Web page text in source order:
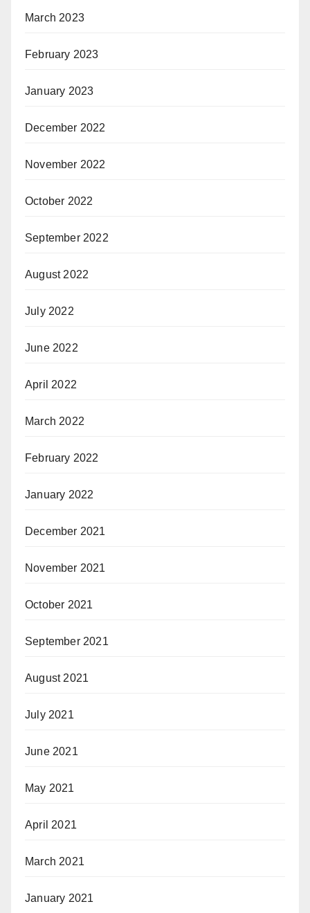
March 2023
February 2023
January 2023
December 2022
November 2022
October 2022
September 2022
August 2022
July 2022
June 2022
April 2022
March 2022
February 2022
January 2022
December 2021
November 2021
October 2021
September 2021
August 2021
July 2021
June 2021
May 2021
April 2021
March 2021
January 2021